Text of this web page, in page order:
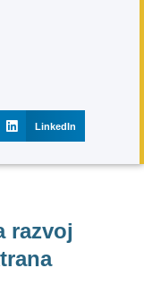
LinkedIn
razvoj